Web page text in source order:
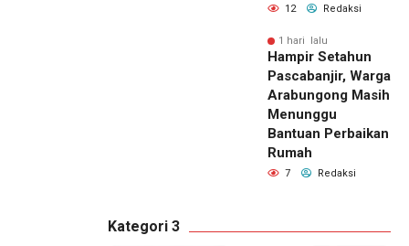
12 Redaksi
1 hari lalu
Hampir Setahun
Pascabanjir, Warga
Arabungong Masih
Menunggu
Bantuan Perbaikan
Rumah
7 Redaksi
Kategori 3